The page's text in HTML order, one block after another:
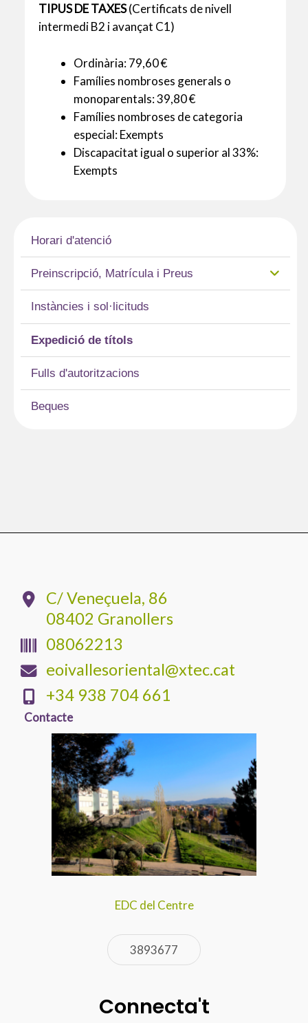
Horari d'atenció
Preinscripció, Matrícula i Preus
Instàncies i sol·licituds
Expedició de títols
Fulls d'autoritzacions
Beques
TIPUS DE TAXES(Certificats de nivell
intermedi B2 i avançat C1)
Ordinària: 79,60 €
Famílies nombroses generals o
monoparentals: 39,80 €
Famílies nombroses de categoria
especial: Exempts
Discapacitat igual o superior al 33%:
Exempts
C/ Veneçuela, 86
08402 Granollers
08062213
eoivallesoriental@xtec.cat
+34 938 704 661
Contacte
EDC del Centre
3893677
Connecta't